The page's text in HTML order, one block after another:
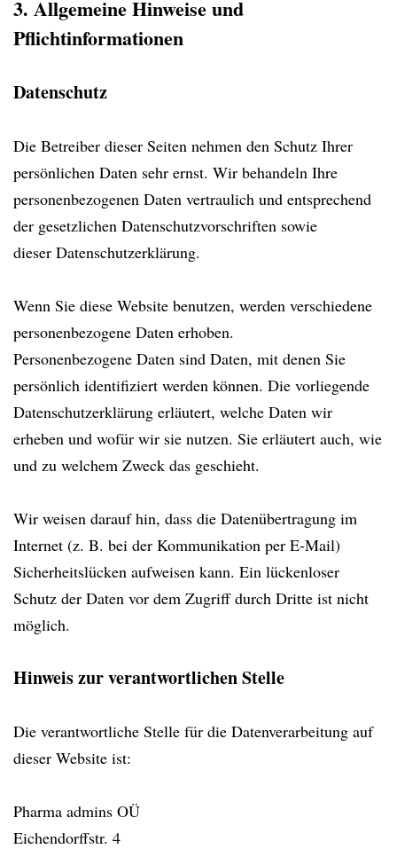
3. Allgemeine Hinweise und
Pflichtinformationen
Datenschutz
Die Betreiber dieser Seiten nehmen den Schutz Ihrer
persönlichen Daten sehr ernst. Wir behandeln Ihre
personenbezogenen Daten vertraulich und entsprechend
der gesetzlichen Datenschutzvorschriften sowie
dieser Datenschutzerklärung.
Wenn Sie diese Website benutzen, werden verschiedene
personenbezogene Daten erhoben.
Personenbezogene Daten sind Daten, mit denen Sie
persönlich identifiziert werden können. Die vorliegende
Datenschutzerklärung erläutert, welche Daten wir
erheben und wofür wir sie nutzen. Sie erläutert auch, wie
und zu welchem Zweck das geschieht.
Wir weisen darauf hin, dass die Datenübertragung im
Internet (z. B. bei der Kommunikation per E-Mail)
Sicherheitslücken aufweisen kann. Ein lückenloser
Schutz der Daten vor dem Zugriff durch Dritte ist nicht
möglich.
Hinweis zur verantwortlichen Stelle
Die verantwortliche Stelle für die Datenverarbeitung auf
dieser Website ist:
Pharma admins OÜ
Eichendorffstr. 4